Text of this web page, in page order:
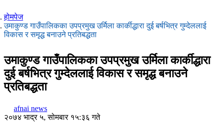
होमपेज
उमाकुण्ड गाउँपालिकका उपप्रमुख उर्मिला कार्कीद्धारा दुई बर्षभित्र गुम्देललाई
विकास र समृद्ध बनाउने प्रतिबद्धता
उमाकुण्ड गाउँपालिकका उपप्रमुख उर्मिला कार्कीद्धारा
दुई बर्षभित्र गुम्देललाई विकास र समृद्ध बनाउने
प्रतिबद्धता
afnai news
२०७४ भाद्र ५, सोमबार १५:३६ गते